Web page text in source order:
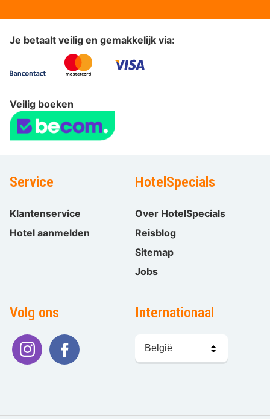
Je betaalt veilig en gemakkelijk via:
Veilig boeken
Service
Klantenservice
Hotel aanmelden
HotelSpecials
Over HotelSpecials
Reisblog
Sitemap
Jobs
Volg ons Internationaal
kiezen